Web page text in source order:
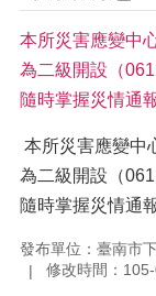
本所災害應變中
為二級開設（
隨時掌握災情通
本所災害應變中
為二級開設（
隨時掌握災情通
發布單位：臺南市
修改時間：